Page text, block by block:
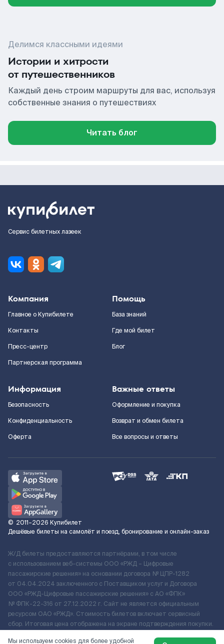
Делимся классными идеями
Истории и хитрости
от путешественников
Каждый день строим маршруты для вас, используя
собственные знания о путешествиях
Читать блог
Сервис билетных лазеек
Компания
Главное о Купибилете
Контакты
Пресс-центр
Партнерская программа
Помощь
База знаний
Где мой билет
Блог
Информация
Безопасность
Конфиденциальность
Оферта
Важные ответы
Оформление и покупка
Возврат и обмен билета
Все вопросы и ответы
© 2011–2026 Купибилет
Дешёвые билеты на самолёт и поезд, бронирование и онлайн-заказ
Ж/Д билеты предоставляются партнёрами, в том числе
с использованием веб-системы ООО «РЖД – Цифровые
пассажирские решения» на основании договора № ЦПР-1282
от 04.04.2024 заключенного с Поставщиком услуг и Договора
ООО «РЖД-Цифровые пассажирские решения» c АО «ФПК»
№ ФПК-22-316 от 27.12.2022 г. Сайт не является официальным
ресурсом ОАО «РЖД». Стоимость билетов включает сервисный
сбор. Итоговая цена отображена на экране подтверждения покупки.
Мы используем cookies для более удобной